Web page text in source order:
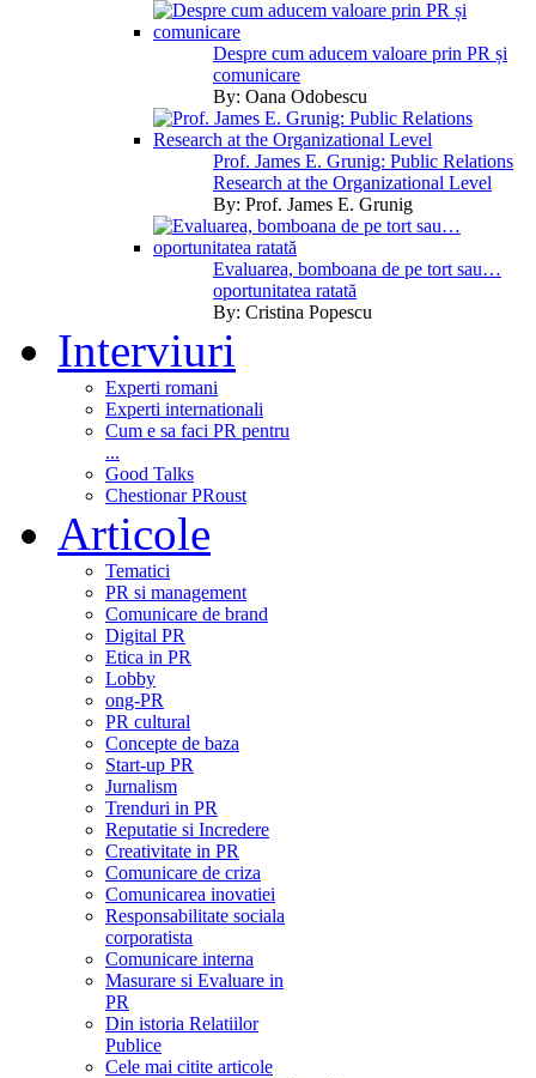
Despre cum aducem valoare prin PR și
comunicare
By: Oana Odobescu
Prof. James E. Grunig: Public Relations
Research at the Organizational Level
By: Prof. James E. Grunig
Evaluarea, bomboana de pe tort sau…
oportunitatea ratată
By: Cristina Popescu
Interviuri
Experti romani
Experti internationali
Cum e sa faci PR pentru
...
Good Talks
Chestionar PRoust
Articole
Tematici
PR si management
Comunicare de brand
Digital PR
Etica in PR
Lobby
ong-PR
PR cultural
Concepte de baza
Start-up PR
Jurnalism
Trenduri in PR
Reputatie si Incredere
Creativitate in PR
Comunicare de criza
Comunicarea inovatiei
Responsabilitate sociala
corporatista
Comunicare interna
Masurare si Evaluare in
PR
Din istoria Relatiilor
Publice
Cele mai citite articole